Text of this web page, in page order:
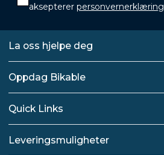
aksepterer personvernerklæring
La oss hjelpe deg
Oppdag Bikable
Quick Links
Leveringsmuligheter